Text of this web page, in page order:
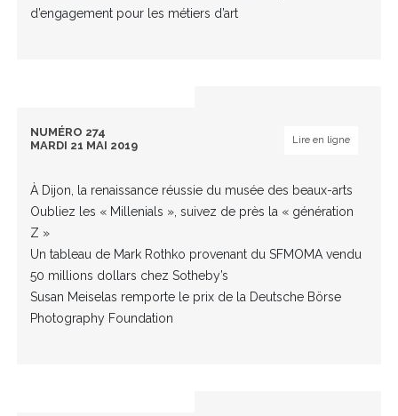
d’engagement pour les métiers d’art
NUMÉRO 274
MARDI 21 MAI 2019
Lire en ligne
À Dijon, la renaissance réussie du musée des beaux-arts
Oubliez les « Millenials », suivez de près la « génération
Z »
Un tableau de Mark Rothko provenant du SFMOMA vendu
50 millions dollars chez Sotheby’s
Susan Meiselas remporte le prix de la Deutsche Börse
Photography Foundation